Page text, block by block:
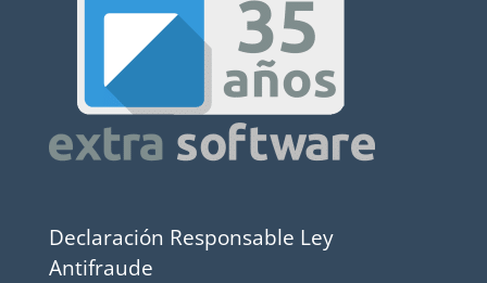
Declaración Responsable Ley
Antifraude